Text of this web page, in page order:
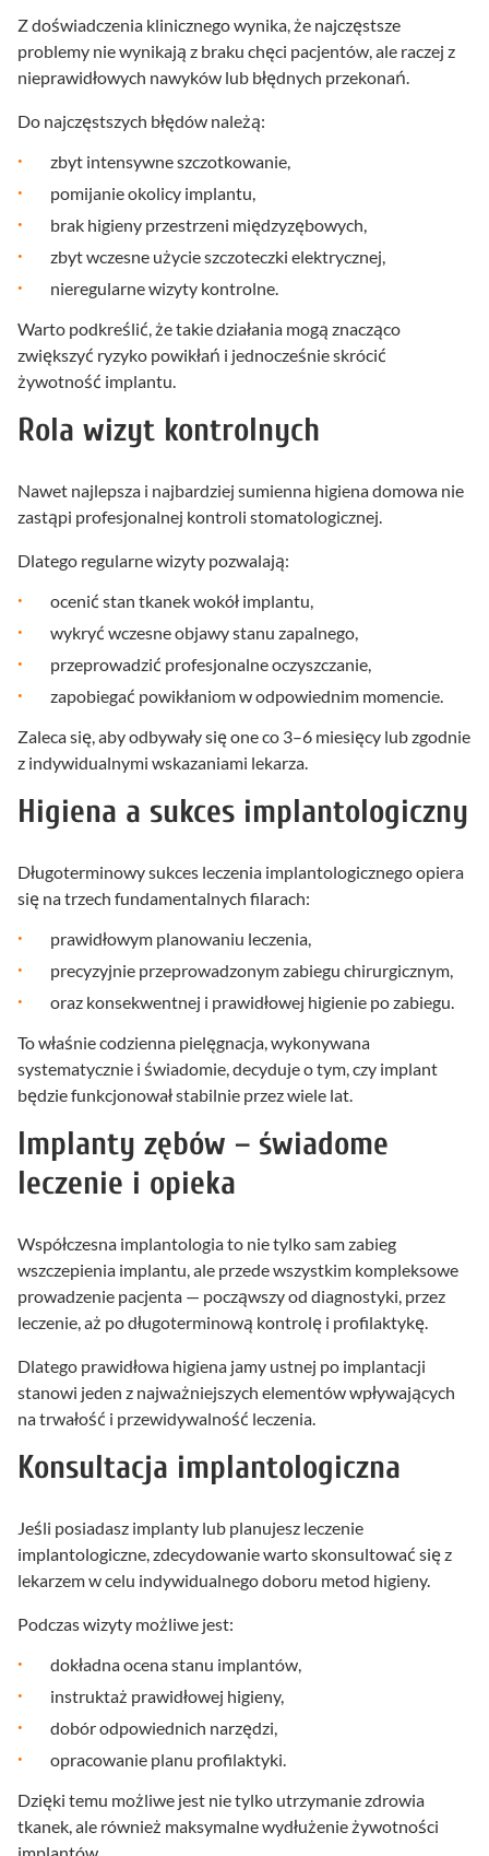
Z doświadczenia klinicznego wynika, że najczęstsze
problemy nie wynikają z braku chęci pacjentów, ale raczej z
nieprawidłowych nawyków lub błędnych przekonań.
Do najczęstszych błędów należą:
zbyt intensywne szczotkowanie,
pomijanie okolicy implantu,
brak higieny przestrzeni międzyzębowych,
zbyt wczesne użycie szczoteczki elektrycznej,
nieregularne wizyty kontrolne.
Warto podkreślić, że takie działania mogą znacząco
zwiększyć ryzyko powikłań i jednocześnie skrócić
żywotność implantu.
Rola wizyt kontrolnych
Nawet najlepsza i najbardziej sumienna higiena domowa nie
zastąpi profesjonalnej kontroli stomatologicznej.
Dlatego regularne wizyty pozwalają:
ocenić stan tkanek wokół implantu,
wykryć wczesne objawy stanu zapalnego,
przeprowadzić profesjonalne oczyszczanie,
zapobiegać powikłaniom w odpowiednim momencie.
Zaleca się, aby odbywały się one co 3–6 miesięcy lub zgodnie
z indywidualnymi wskazaniami lekarza.
Higiena a sukces implantologiczny
Długoterminowy sukces leczenia implantologicznego opiera
się na trzech fundamentalnych filarach:
prawidłowym planowaniu leczenia,
precyzyjnie przeprowadzonym zabiegu chirurgicznym,
oraz konsekwentnej i prawidłowej higienie po zabiegu.
To właśnie codzienna pielęgnacja, wykonywana
systematycznie i świadomie, decyduje o tym, czy implant
będzie funkcjonował stabilnie przez wiele lat.
Implanty zębów – świadome
leczenie i opieka
Współczesna implantologia to nie tylko sam zabieg
wszczepienia implantu, ale przede wszystkim kompleksowe
prowadzenie pacjenta — począwszy od diagnostyki, przez
leczenie, aż po długoterminową kontrolę i profilaktykę.
Dlatego prawidłowa higiena jamy ustnej po implantacji
stanowi jeden z najważniejszych elementów wpływających
na trwałość i przewidywalność leczenia.
Konsultacja implantologiczna
Jeśli posiadasz implanty lub planujesz leczenie
implantologiczne, zdecydowanie warto skonsultować się z
lekarzem w celu indywidualnego doboru metod higieny.
Podczas wizyty możliwe jest:
dokładna ocena stanu implantów,
instruktaż prawidłowej higieny,
dobór odpowiednich narzędzi,
opracowanie planu profilaktyki.
Dzięki temu możliwe jest nie tylko utrzymanie zdrowia
tkanek, ale również maksymalne wydłużenie żywotności